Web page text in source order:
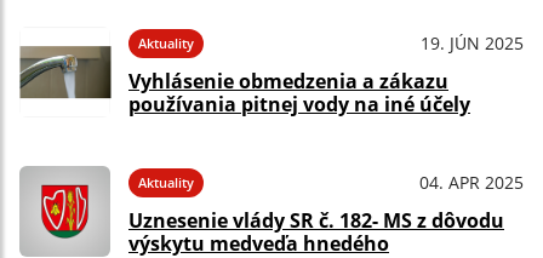
Aktuality 19. JÚN 2025
Vyhlásenie obmedzenia a zákazu
používania pitnej vody na iné účely
Aktuality 04. APR 2025
Uznesenie vlády SR č. 182- MS z dôvodu
výskytu medveďa hnedého